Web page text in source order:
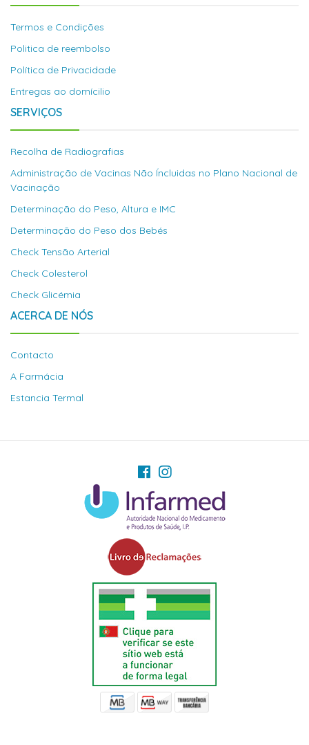
Termos e Condições
Politica de reembolso
Política de Privacidade
Entregas ao domícilio
SERVIÇOS
Recolha de Radiografias
Administração de Vacinas Não Íncluidas no Plano Nacional de
Vacinação
Determinação do Peso, Altura e IMC
Determinação do Peso dos Bebés
Check Tensão Arterial
Check Colesterol
Check Glicémia
ACERCA DE NÓS
Contacto
A Farmácia
Estancia Termal